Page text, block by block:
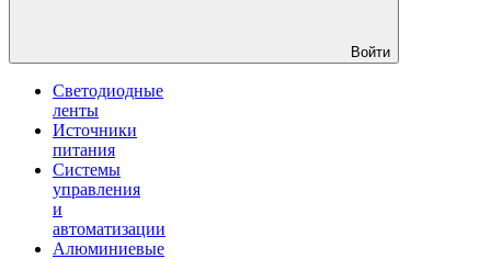
Войти
Светодиодные
ленты
Источники
питания
Системы
управления
и
автоматизации
Алюминиевые